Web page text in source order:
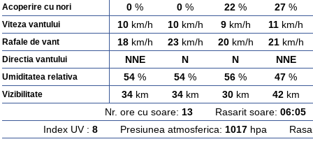
Acoperire cu nori 0 % 0 % 22 % 27 %
Viteza vantului 10km/h 10km/h 9km/h 11 km/h
Rafale de vant 18km/h 23km/h 20km/h 21km/h
Directia vantului NNE N N NNE
Umiditatea relativa 54 % 54 % 56 % 47 %
Vizibilitate 34km 34km 30km 42km
Nr. ore cu soare: 13Rasarit soare: 06:05
Index UV : 8Presiunea atmosferica: 1017hpa